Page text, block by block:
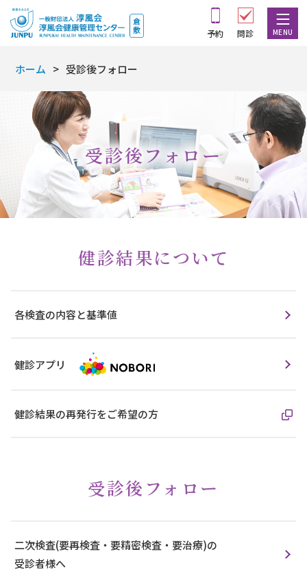
予約 問診 MENU
ホーム 受診後フォロー
受診後フォロー
健診結果について
各検査の内容と基準値
健診アプリ
健診結果の再発行をご希望の方
受診後フォロー
二次検査(要再検査・要精密検査・要治療)の
受診者様へ